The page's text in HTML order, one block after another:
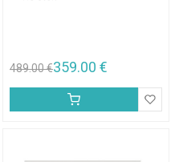
489.00€359.00 €